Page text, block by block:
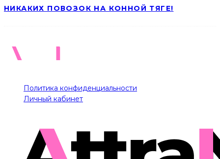
НИКАКИХ ПОВОЗОК НА КОННОЙ ТЯГЕ!
Политика конфиденциальности
Личный кабинет